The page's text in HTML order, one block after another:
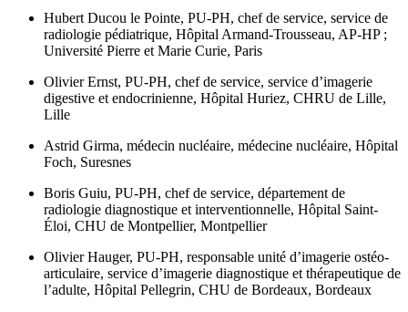
Hubert Ducou le Pointe, PU-PH, chef de service, service de
radiologie pédiatrique, Hôpital Armand-Trousseau, AP-HP ;
Université Pierre et Marie Curie, Paris
Olivier Ernst, PU-PH, chef de service, service d’imagerie
digestive et endocrinienne, Hôpital Huriez, CHRU de Lille,
Lille
Astrid Girma, médecin nucléaire, médecine nucléaire, Hôpital
Foch, Suresnes
Boris Guiu, PU-PH, chef de service, département de
radiologie diagnostique et interventionnelle, Hôpital Saint-
Éloi, CHU de Montpellier, Montpellier
Olivier Hauger, PU-PH, responsable unité d’imagerie ostéo-
articulaire, service d’imagerie diagnostique et thérapeutique de
l’adulte, Hôpital Pellegrin, CHU de Bordeaux, Bordeaux